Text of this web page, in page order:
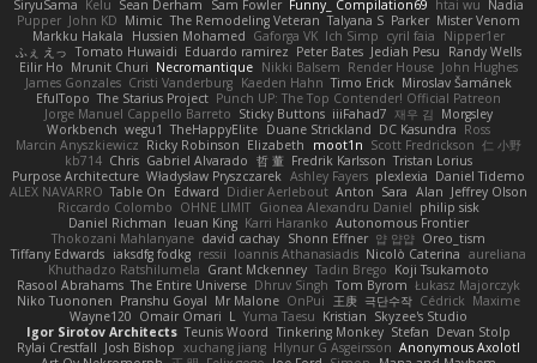
SiryuSama Kelu Sean Derham Sam Fowler Funny_ Compilation69 htai wu Nadia
Pupper John KD Mimic The Remodeling Veteran Talyana S Parker Mister Venom
Markku Hakala
Hussien Mohamed Gaforga VK Ich Simp cyril faia
Nipper1er
ふぇ えっ Tomato Huwaidi Eduardo ramirez Peter Bates Jediah Pesu
Randy Wells
Eilir Ho Mrunit Churi Necromantique Nikki Balsem Render House John Hughes
James Gonzales Cristi Vanderburg Kaeden Hahn Timo Erick Miroslav Šamánek
EfulTopo The Starius Project Punch UP: The Top Contender! Official Patreon
Jorge Manuel Cappello Barreto Sticky Buttons iiiFahad7 재우 김 Morgsley
Workbench wegu1 TheHappyElite Duane Strickland DC Kasundra Ross
Marcin Anyszkiewicz Ricky Robinson Elizabeth moot1n Scott Fredrickson 仁 小野
kb714 Chris Gabriel Alvarado 哲 董 Fredrik Karlsson Tristan Lorius
Purpose Architecture Władysław Pryszczarek Ashley Fayers plexlexia Daniel Tidemo
ALEX NAVARRO Table On Edward Didier Aerlebout Anton Sara Alan Jeffrey Olson
Riccardo Colombo OHNE LIMIT Gionea Alexandru Daniel philip sisk
Daniel Richman Ieuan King Karri Haranko Autonomous Frontier
Thokozani Mahlanyane david cachay Shonn Effner 얍 얍얍 Oreo_tism
Tiffany Edwards iaksdfg fodkg ressii Ioannis Athanasiadis Nicolò Caterina aureliana
Khuthadzo Ratshilumela Grant Mckenney Tadin Brego Koji Tsukamoto
Rasool Abrahams The Entire Universe Dhruv Singh Tom Byrom Łukasz Majorczyk
Niko Tuononen Pranshu Goyal Mr Malone OnPui 王庚 극단수작 Cédrick Maxime
Wayne120 Omair Omari L Yuma Taesu Kristian Skyzee's Studio
Igor Sirotov Architects Teunis Woord Tinkering Monkey Stefan Devan Stolp
Rylai Crestfall Josh Bishop xuchang jiang Hlynur G Asgeirsson Anonymous Axolotl